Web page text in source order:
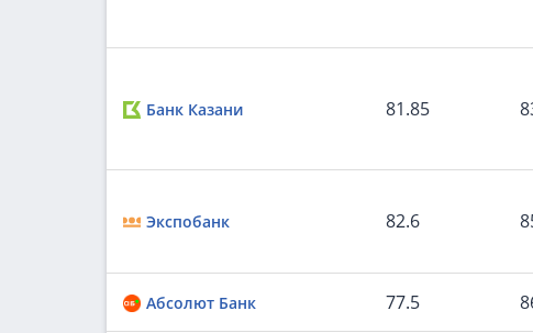
Банк Казани 81.85
Экспобанк 82.6
Абсолют Банк 77.5